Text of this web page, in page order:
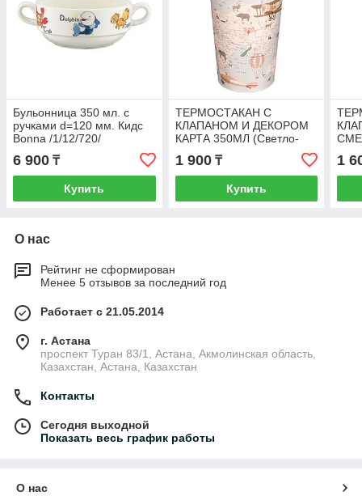
Бульонница 350 мл. с
ручками d=120 мм. Кидс
Bonna /1/12/720/
6 900 ₸
Купить
ТЕРМОСТАКАН С
КЛАПАНОМ И ДЕКОРОМ
КАРТА 350МЛ (Светло-
бежевый)
1 900₸
Купить
1
О нас
Рейтинг не сформирован
Менее 5 отзывов за последний год
Работает с 21.05.2014
г. Астана
проспект Туран 83/1, Астана, Акмолинская область,
Казахстан, Астана, Казахстан
Контакты
Сегодня выходной
Показать весь график работы
О нас